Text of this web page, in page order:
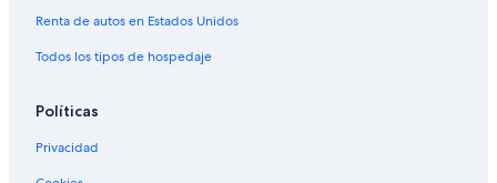
Hoteles 3 estrellas en Bello
Hoteles 5 estrellas en Bello
Cabañas en Bello
Casas de ciudad en Bello
Renta de autos en Estados Unidos
Todos los tipos de hospedaje
Políticas
Privacidad